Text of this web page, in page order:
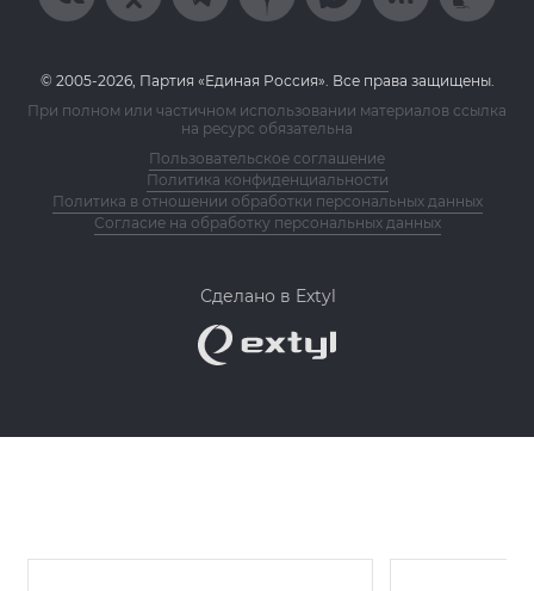
© 2005-2026, Партия «Единая Россия». Все права защищены.
При полном или частичном использовании материалов ссылка
на ресурс обязательна
Пользовательское соглашение
Политика конфиденциальности
Политика в отношении обработки персональных данных
Согласие на обработку персональных данных
Сделано в Extyl